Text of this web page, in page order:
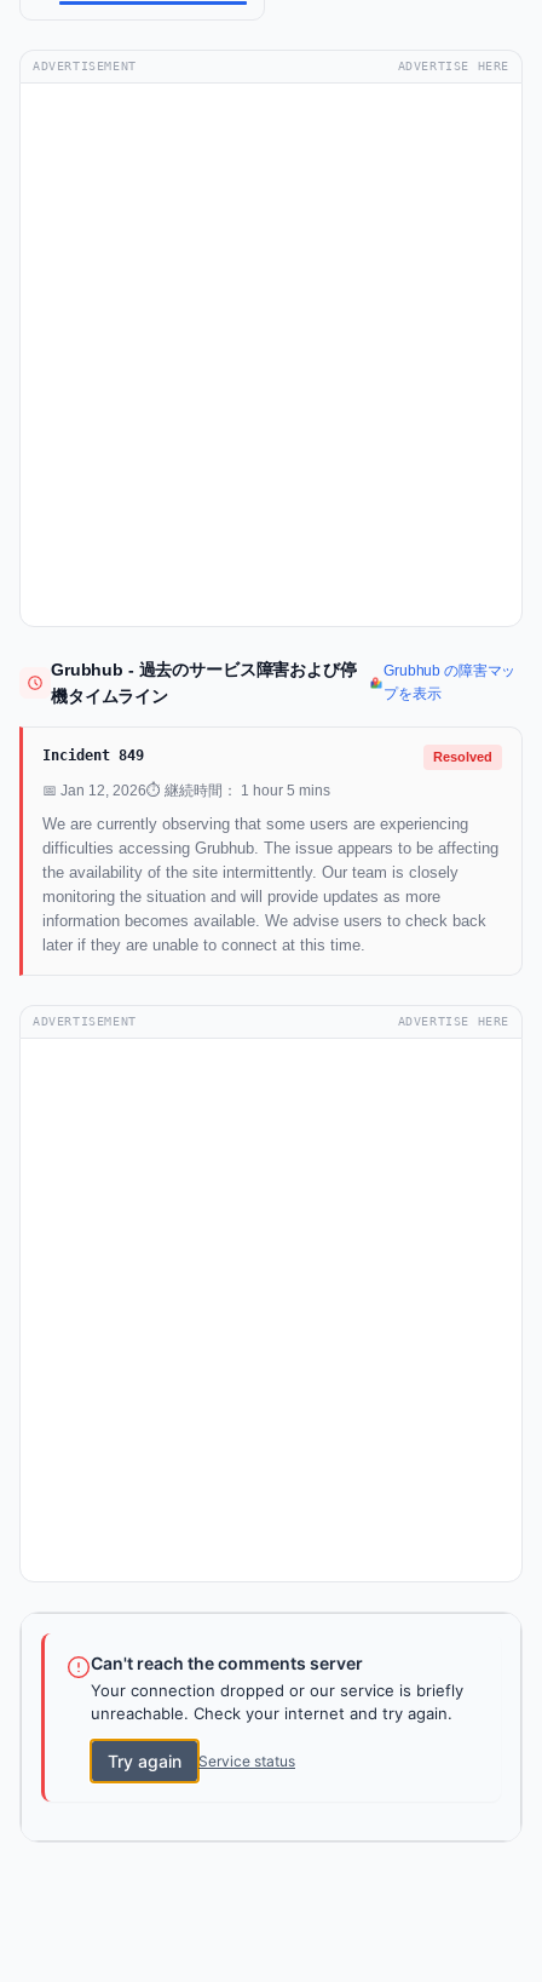
ADVERTISEMENT ADVERTISE HERE
Grubhub - 過去のサービス障害および停
機タイムライン
Grubhub の障害マッ
プを表示
Incident 849 Resolved
📅 Jan 12, 2026⏱ 継続時間： 1 hour 5 mins
We are currently observing that some users are experiencing
difficulties accessing Grubhub. The issue appears to be affecting
the availability of the site intermittently. Our team is closely
monitoring the situation and will provide updates as more
information becomes available. We advise users to check back
later if they are unable to connect at this time.
ADVERTISEMENT ADVERTISE HERE
Can't reach the comments server
Your connection dropped or our service is briefly
unreachable. Check your internet and try again.
Try again Service status